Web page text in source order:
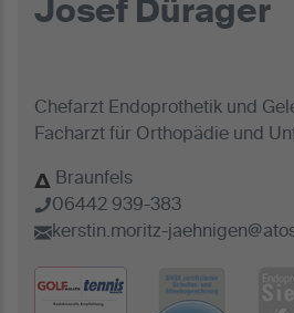
Josef Dürager
Chefarzt Endoprothetik und
Facharzt für Orthopädie und
Braunfels
06442 939-383
kerstin.moritz-